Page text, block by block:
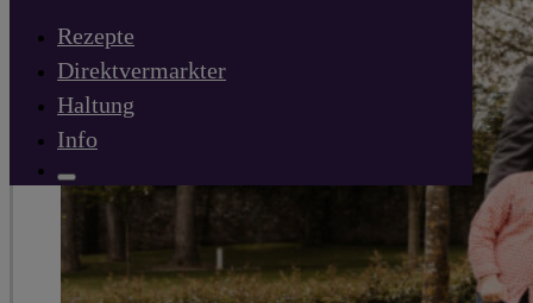
Rezepte
Direktvermarkter
Haltung
Info